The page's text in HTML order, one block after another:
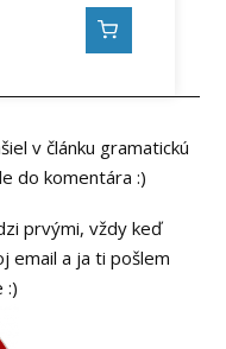
v článku gramatickú
do komentára :)
prvými, vždy keď
email a ja ti pošlem
:)